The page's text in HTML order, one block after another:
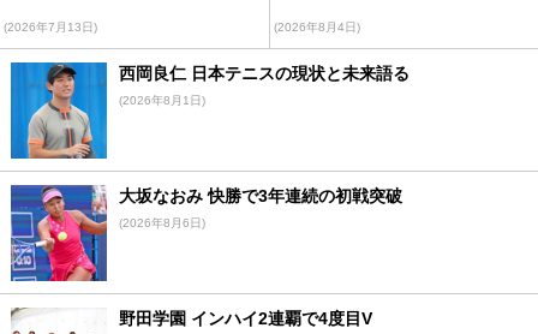
(2026年7月13日) (2026年8月4日)
西岡良仁 日本テニスの現状と未来語る
(2026年8月1日)
大坂なおみ 快勝で3年連続の初戦突破
(2026年8月6日)
野田学園 インハイ2連覇で4度目V